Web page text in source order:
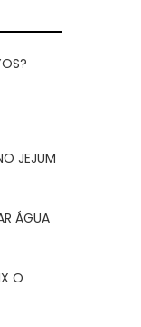
JEJUM
ÁGUA
O